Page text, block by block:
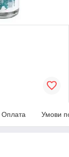
Оплата Умови